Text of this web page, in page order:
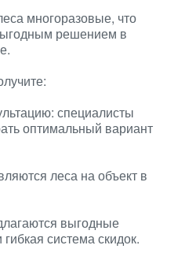
многоразовые, что
решением в
специалисты
оптимальный вариант
леса на объект в
выгодные
система скидок.